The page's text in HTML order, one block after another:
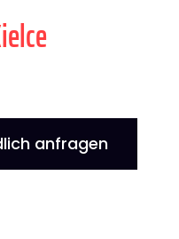
anfragen